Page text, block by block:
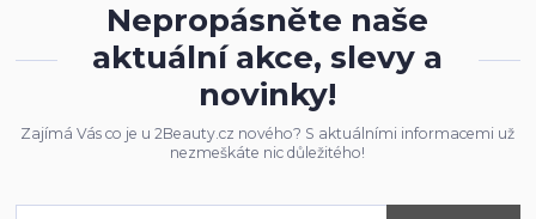
Nepropásněte naše
aktuální akce, slevy a
novinky!
Zajímá Vás co je u 2Beauty.cz nového? S aktuálními informacemi už
nezmeškáte nic důležitého!